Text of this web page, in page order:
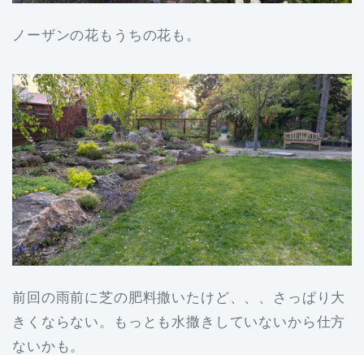
ノーザンの花もうちの花も。
前回の雨前に芝の肥料撒いたけど、、、さっぱり大
きくならない。もっとも水撒きしていないから仕方
ないかも。